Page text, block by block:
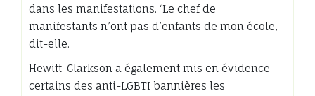
dans les manifestations. ‘Le chef de
manifestants n’ont pas d’enfants de mon école,
dit-elle.
Hewitt-Clarkson a également mis en évidence
certains des anti-LGBTI bannières les